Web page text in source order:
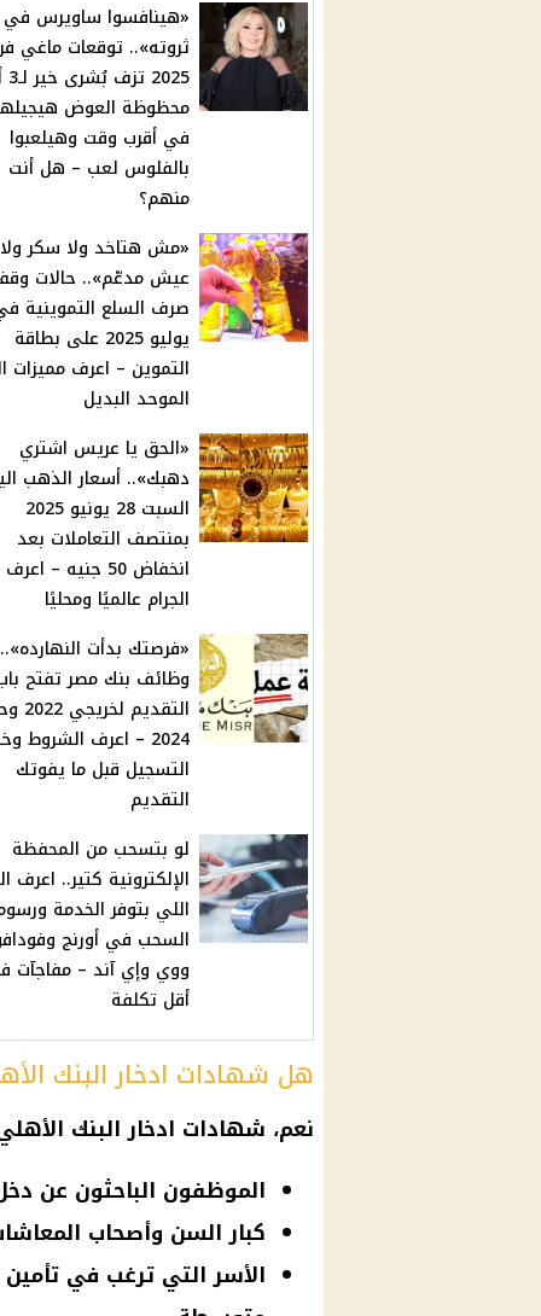
«هينافسوا ساويرس في
ثروته».. توقعات ماغي
محظوظة العوض
في أقرب وقت وهيلعبوا
بالفلوس لعب – هل أنت
منهم؟
«مش هتاخد ولا سكر ولا
عيش مدعّم».. حالات
صرف السلع التموينية
يوليو 2025 على بطاقة
التموين – اعرف مميزات
الموحد البديل
«الحق يا عريس اشتري
دهبك».. أسعار الذهب
السبت 28 يونيو 2025
بمنتصف التعاملات بعد
انخفاض 50 جنيه –
الجرام عالميًا ومحليًا
«فرصتك بدأت النهارده»..
وظائف بنك مصر تفتح
2024 – اعرف الشروط
التسجيل قبل ما يفوتك
التقديم
لو بتسحب من المحفظة
الإلكترونية كتير.. اعرف
اللي بتوفر الخدمة
السحب في أورنج
ووي وإي آند – مفاجآت
أقل تكلفة
هل شهادات ادخار البنك
نعم، شهادات ادخار البنك
الموظفون الباحثون عن
كبار السن وأصحاب
الأسر التي ترغب في